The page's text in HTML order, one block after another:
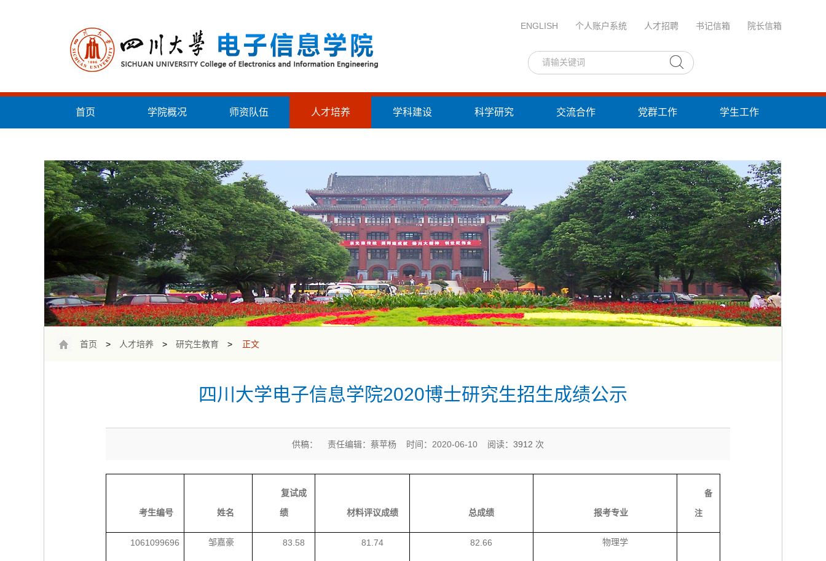
ENGLISH 个人账户系统 人才招聘 书记信箱 院长信箱
首页 学院概况 师资队伍 人才培养 学科建设 科学研究 交流合作 党群工作 学生工作
首页 > 人才培养 > 研究生教育 > 正文
四川大学电子信息学院2020博士研究生招生成绩公示
供稿： 责任编辑：蔡苹杨 时间：2020-06-10 阅读： 3912 次
考生编号 姓名
复试成
绩 材料评议成绩 总成绩 报考专业
备
注
1061099696 邹嘉豪 83.58 81.74 82.66 物理学